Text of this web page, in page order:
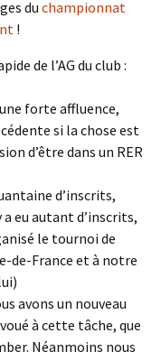
du championnat
!
de l’AG du club :
forte affluence,
si la chose est
d’être dans un RER
d’inscrits,
eu autant d’inscrits,
le tournoi de
de-France et à notre
avons un nouveau
à cette tâche, que
Néanmoins nous